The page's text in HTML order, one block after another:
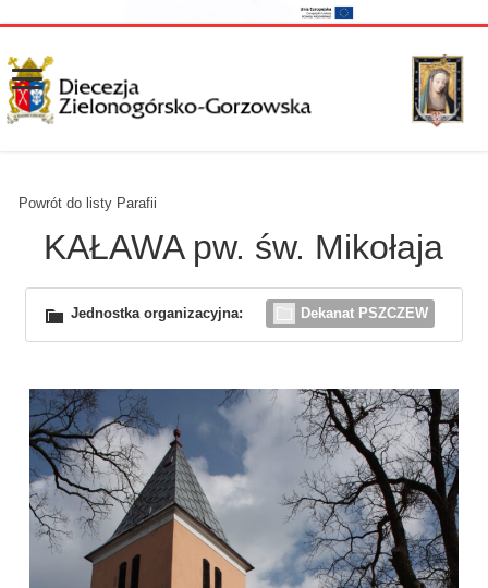
Powrót do listy Parafii
KAŁAWA pw. św. Mikołaja
Jednostka organizacyjna: Dekanat PSZCZEW